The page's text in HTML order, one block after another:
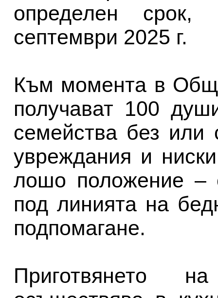
определен
септември 2025 г.
Към момента в
получават 100
семейства без или
увреждания и
лошо положение –
под линията на
подпомагане.
Приготвянето